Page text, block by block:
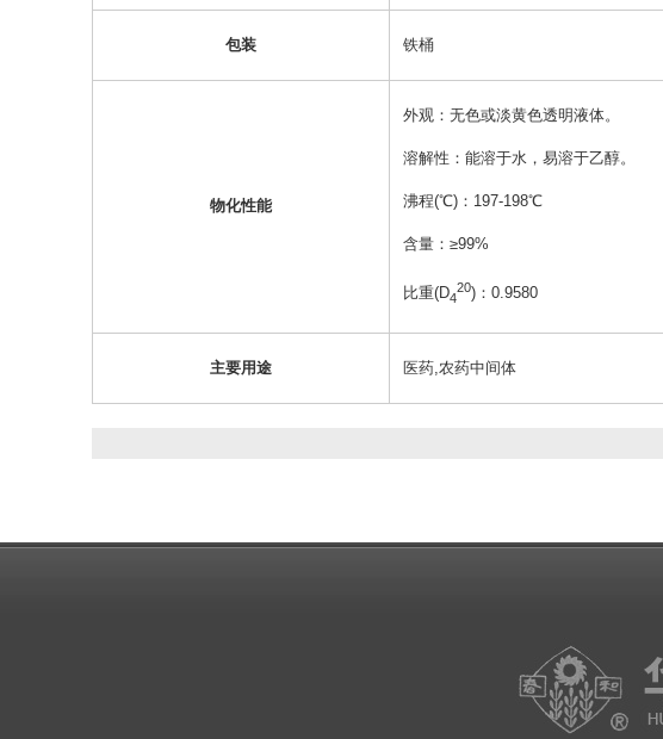
包装 铁桶
物化性能
外观：无色或淡黄色透明液体。
溶解性：能溶于水，易溶于乙醇。
沸程(℃)：197-198℃
含量：≥99%
比重(D4
20)：0.9580
主要用途 医药,农药中间体